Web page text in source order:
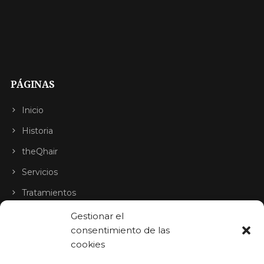
Gestionar el
consentimiento de las
cookies
PÁGINAS
Inicio
Historia
theQhair
Servicios
Tratamientos